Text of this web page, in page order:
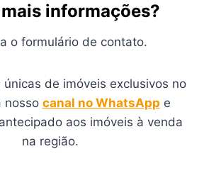
informações?
o formulário de contato.
de imóveis exclusivos no
nosso canal no WhatsApp e
aos imóveis à venda
na região.